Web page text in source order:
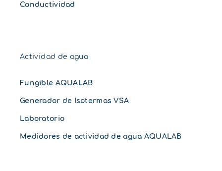
Conductividad
Actividad de agua
Fungible AQUALAB
Generador de Isotermas VSA
Laboratorio
Medidores de actividad de agua AQUALAB